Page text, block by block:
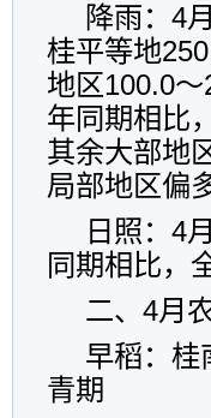
降雨：4
桂平等地
地区100.0
年同期相比
其余大部地
局部地区偏
日照：4
同期相比，
二、4月
早稻：
青期